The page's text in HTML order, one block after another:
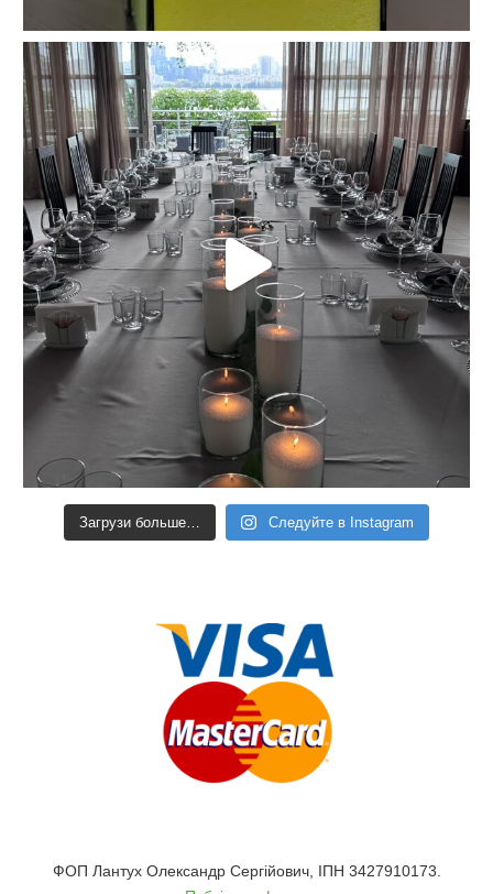
Загрузи больше… Следуйте в Instagram
ФОП Лантух Олександр Сергійович, ІПН 3427910173.